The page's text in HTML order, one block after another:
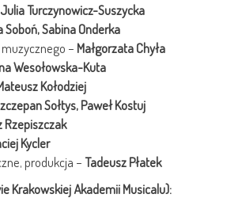
Julia Turczynowicz-Suszycka
Soboń, Sabina Onderka
–Małgorzata Chyła
Wesołowska-Kuta
Kołodziej
Sołtys, Paweł Kostuj
Rzepiszczak
Kycler
produkcja –Tadeusz Płatek
Krakowskiej Akademii Musicalu):